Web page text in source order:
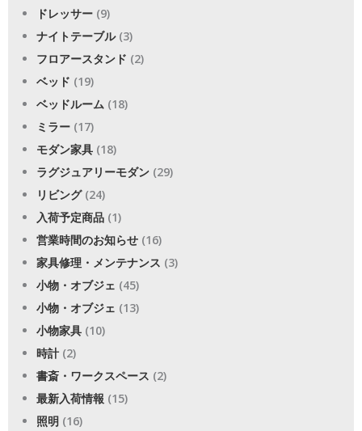
ドレッサー (9)
ナイトテーブル(3)
フロアースタンド (2)
ベッド (19)
ベッドルーム (18)
ミラー (17)
モダン家具 (18)
ラグジュアリーモダン (29)
リビング(24)
入荷予定商品 (1)
営業時間のお知らせ (16)
家具修理・メンテナンス (3)
小物・オブジェ (45)
小物・オブジェ (13)
小物家具 (10)
時計 (2)
書斎・ワークスペース (2)
最新入荷情報 (15)
照明 (16)